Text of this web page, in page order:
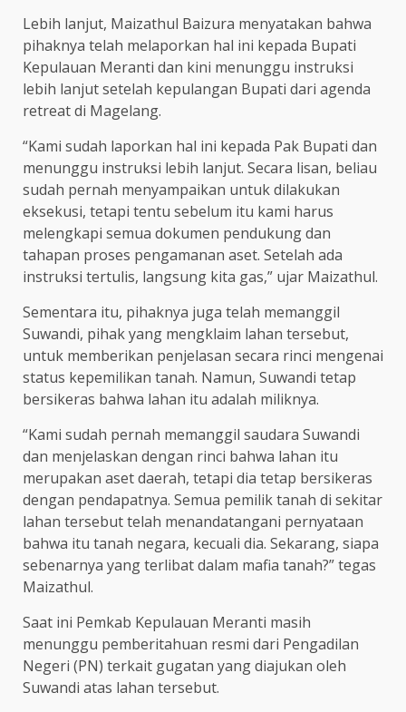
Lebih lanjut, Maizathul Baizura menyatakan bahwa
pihaknya telah melaporkan hal ini kepada Bupati
Kepulauan Meranti dan kini menunggu instruksi
lebih lanjut setelah kepulangan Bupati dari agenda
retreat di Magelang.
“Kami sudah laporkan hal ini kepada Pak Bupati dan
menunggu instruksi lebih lanjut. Secara lisan, beliau
sudah pernah menyampaikan untuk dilakukan
eksekusi, tetapi tentu sebelum itu kami harus
melengkapi semua dokumen pendukung dan
tahapan proses pengamanan aset. Setelah ada
instruksi tertulis, langsung kita gas,” ujar Maizathul.
Sementara itu, pihaknya juga telah memanggil
Suwandi, pihak yang mengklaim lahan tersebut,
untuk memberikan penjelasan secara rinci mengenai
status kepemilikan tanah. Namun, Suwandi tetap
bersikeras bahwa lahan itu adalah miliknya.
“Kami sudah pernah memanggil saudara Suwandi
dan menjelaskan dengan rinci bahwa lahan itu
merupakan aset daerah, tetapi dia tetap bersikeras
dengan pendapatnya. Semua pemilik tanah di sekitar
lahan tersebut telah menandatangani pernyataan
bahwa itu tanah negara, kecuali dia. Sekarang, siapa
sebenarnya yang terlibat dalam mafia tanah?” tegas
Maizathul.
Saat ini Pemkab Kepulauan Meranti masih
menunggu pemberitahuan resmi dari Pengadilan
Negeri (PN) terkait gugatan yang diajukan oleh
Suwandi atas lahan tersebut.